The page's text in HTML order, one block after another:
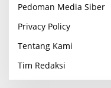
Pedoman Media Siber
Privacy Policy
Tentang Kami
Tim Redaksi